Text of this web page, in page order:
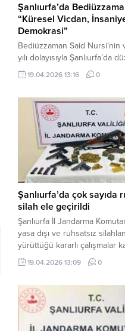
Şanlıurfa’da
“Küresel Vicdan,
Demokrasi”
Bediüzzaman Said Nursi’nin
yılı dolayısıyla Şanlıurfa’da
panelde, günümüzün manevi
toplumsal sorunlarına Risale-i
Necmettin Cevheri Kültür
gerçekleştirilen “Küresel
İnsaniyet ve Demokrasi”
hürriyet, adalet ve hukuk
yoğun katılıma sahne oldu.
Merkezi – Bediüzzaman
Sanat...
19.04.2026 13:16 0
Şanlıurfa’da çok sayıda
silah ele geçirildi
Şanlıurfa İl Jandarma
yasa dışı ve ruhsatsız
yürüttüğü kararlı çalışmalar
Bozova ilçesinde bir ikamete
düzenledi. Yapılan aramada
mühimmat ele geçirildi.
Şanlıurfa Valiliği İl Basın ve
Müdürlüğü tarafından yapılan
19.04.2026 13:09 0